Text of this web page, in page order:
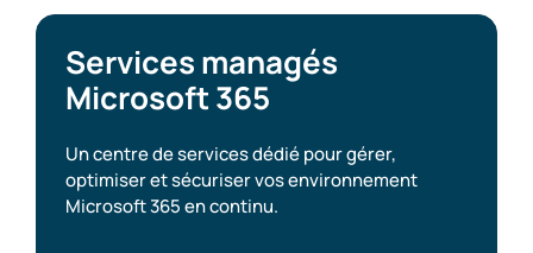
Services managés
Microsoft 365
Un centre de services dédié pour gérer,
optimiser et sécuriser vos environnement
Microsoft 365 en continu.